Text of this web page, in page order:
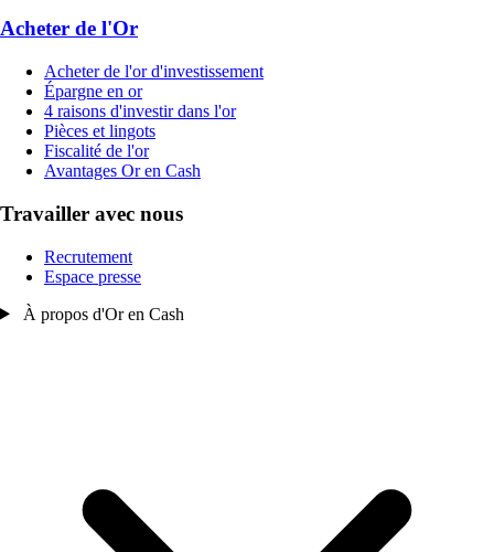
Acheter de l'Or
Acheter de l'or d'investissement
Épargne en or
4 raisons d'investir dans l'or
Pièces et lingots
Fiscalité de l'or
Avantages Or en Cash
Travailler avec nous
Recrutement
Espace presse
À propos d'Or en Cash